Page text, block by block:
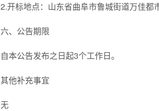
2.开标地点：山东省曲阜市鲁城街道万佳都
六、公告期限
自本公告发布之日起3个工作日。
其他补充事宜
无